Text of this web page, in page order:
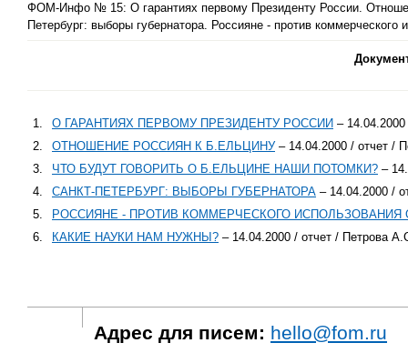
ФОМ-Инфо № 15: О гарантиях первому Президенту России.
Петербург: выборы губернатора. Россияне - против
1. О ГАРАНТИЯХ ПЕРВОМУ ПРЕЗИДЕНТУ РОССИИ –
2.
ОТНОШЕНИЕ РОССИЯН К Б.ЕЛЬЦИНУ– 14.04.2000 / отчет /
3.
ЧТО БУДУТ ГОВОРИТЬ О Б.ЕЛЬЦИНЕ НАШИ ПОТОМКИ? –
4.
САНКТ-ПЕТЕРБУРГ: ВЫБОРЫ ГУБЕРНАТОРА – 14.04.2000 /
5.
РОССИЯНЕ - ПРОТИВ КОММЕРЧЕСКОГО
6.
КАКИЕ НАУКИ НАМ НУЖНЫ? – 14.04.2000 / отчет / Петрова
Адрес для писем: hello@fom.ru